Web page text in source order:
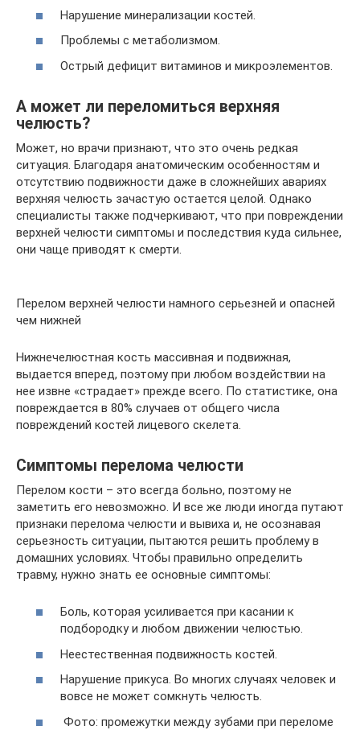
Нарушение минерализации костей.
Проблемы с метаболизмом.
Острый дефицит витаминов и микроэлементов.
А может ли переломиться верхняя
челюсть?
Может, но врачи признают, что это очень редкая
ситуация. Благодаря анатомическим особенностям и
отсутствию подвижности даже в сложнейших авариях
верхняя челюсть зачастую остается целой. Однако
специалисты также подчеркивают, что при повреждении
верхней челюсти симптомы и последствия куда сильнее,
они чаще приводят к смерти.
Перелом верхней челюсти намного серьезней и опасней
чем нижней
Нижнечелюстная кость массивная и подвижная,
выдается вперед, поэтому при любом воздействии на
нее извне «страдает» прежде всего. По статистике, она
повреждается в 80% случаев от общего числа
повреждений костей лицевого скелета.
Симптомы перелома челюсти
Перелом кости – это всегда больно, поэтому не
заметить его невозможно. И все же люди иногда путают
признаки перелома челюсти и вывиха и, не осознавая
серьезность ситуации, пытаются решить проблему в
домашних условиях. Чтобы правильно определить
травму, нужно знать ее основные симптомы:
Боль, которая усиливается при касании к
подбородку и любом движении челюстью.
Неестественная подвижность костей.
Нарушение прикуса. Во многих случаях человек и
вовсе не может сомкнуть челюсть.
Фото: промежутки между зубами при переломе